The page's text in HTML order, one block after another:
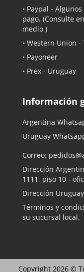
• Paypal -
pago. (Consulte
medio )
• Western Union
• Payoneer
• Prex - Uruguay
Información
Argentina
Uruguay
Correo:
Dirección
1111, piso 10 -
Dirección
Términos y
su sucursal local.
Copyright 2026 ©